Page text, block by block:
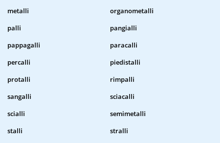
metalli
organometalli
palli
pangialli
pappagalli
paracalli
percalli
piedistalli
protalli
rimpalli
sangalli
sciacalli
scialli
semimetalli
stalli
stralli